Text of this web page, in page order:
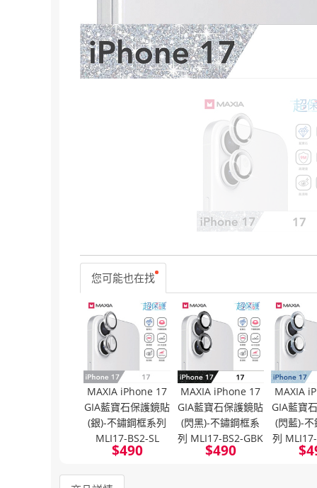
您可能也在找
MAXIA iPhone 17
GIA藍寶石保護鏡貼
(銀)-不鏽鋼框系列
MLI17-BS2-SL
$490
MAXIA iPhone 17
GIA藍寶石保護鏡貼
(閃黑)-不鏽鋼框系
列 MLI17-BS2-GBK
$490
MAXIA
GIA藍寶
(閃藍)-
列
$